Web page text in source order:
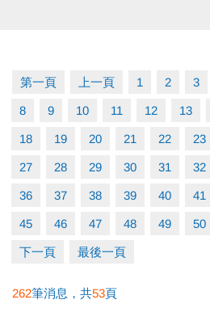
第一頁 上一頁 1 2 3
8 9 10 11 12 13
18 19 20 21 22 23
27 28 29 30 31 32
36 37 38 39 40 41
45 46 47 48 49 50
下一頁 最後一頁
262筆消息，共53頁